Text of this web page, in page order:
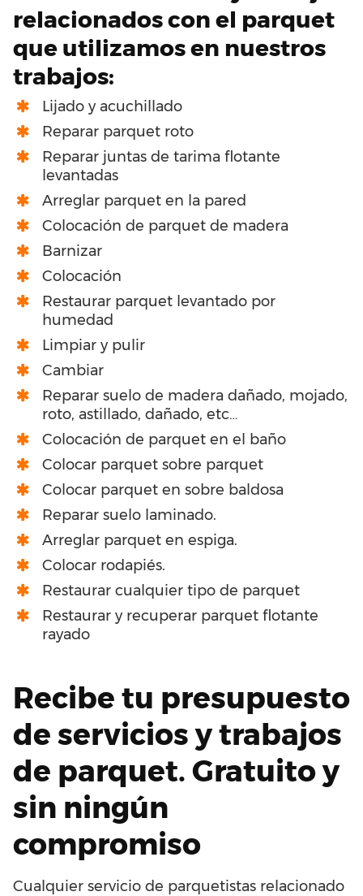
relacionados con el parquet
que utilizamos en nuestros
trabajos:
Lijado y acuchillado
Reparar parquet roto
Reparar juntas de tarima flotante
levantadas
Arreglar parquet en la pared
Colocación de parquet de madera
Barnizar
Colocación
Restaurar parquet levantado por
humedad
Limpiar y pulir
Cambiar
Reparar suelo de madera dañado, mojado,
roto, astillado, dañado, etc…
Colocación de parquet en el baño
Colocar parquet sobre parquet
Colocar parquet en sobre baldosa
Reparar suelo laminado.
Arreglar parquet en espiga.
Colocar rodapiés.
Restaurar cualquier tipo de parquet
Restaurar y recuperar parquet flotante
rayado
Recibe tu presupuesto
de servicios y trabajos
de parquet. Gratuito y
sin ningún
compromiso
Cualquier servicio de parquetistas relacionado